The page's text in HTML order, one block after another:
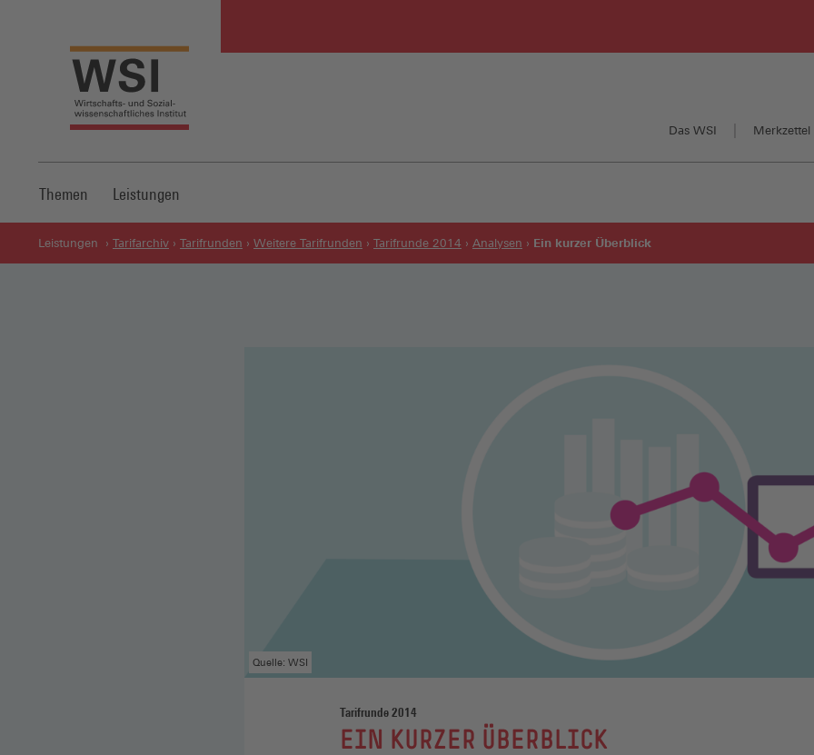
Das WSI Merkzettel
Themen Leistungen
Leistungen Tarifarchiv Tarifrunden Weitere Tarifrunden Tarifrunde 2014 Analysen Ein kurzer Überblick
Quelle: WSI
Tarifrunde 2014
:
EIN KURZER ÜBERBLICK